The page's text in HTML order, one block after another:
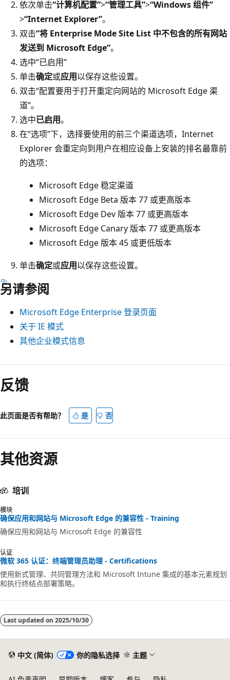
依次单击“计算机配置”>“管理工具”>“Windows 组件”
>“Internet Explorer”。
双击“将 Enterprise Mode Site List 中不包含的所有网站
发送到 Microsoft Edge”。
选中“已启用”
单击确定或应用以保存这些设置。
双击“配置要用于打开重定向网站的 Microsoft Edge 渠
道”。
选中已启用。
在“选项”下，选择要使用的前三个渠道选项，Internet
Explorer 会重定向到用户在相应设备上安装的排名最靠前
的选项：
Microsoft Edge 稳定渠道
Microsoft Edge Beta 版本 77 或更高版本
Microsoft Edge Dev 版本 77 或更高版本
Microsoft Edge Canary 版本 77 或更高版本
Microsoft Edge 版本 45 或更低版本
单击确定或应用以保存这些设置。
另请参阅
Microsoft Edge Enterprise 登录页面
关于 IE 模式
其他企业模式信息
反馈
此页面是否有帮助？ 是 否
其他资源
培训
模块
确保应用和网站与 Microsoft Edge 的兼容性 - Training
确保应用和网站与 Microsoft Edge 的兼容性
认证
微软 365 认证：终端管理员助理 - Certifications
使用新式管理、共同管理方法和 Microsoft Intune 集成的基本元素规划
和执行终结点部署策略。
Last updated on 2025/10/30
中文 (简体) 你的隐私选择 主题